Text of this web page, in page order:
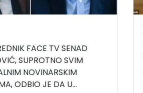
FACE TV SENAD
SUPROTNO SVIM
NOVINARSKIM
ODBIO JE DA U...